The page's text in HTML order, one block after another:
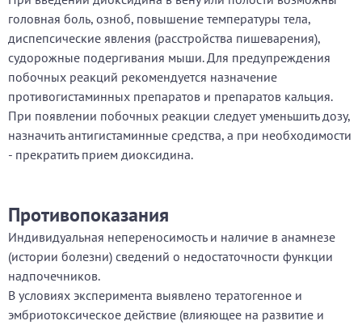
головная боль, озноб, повышение температуры тела,
диспепсические явления (расстройства пишеварения),
судорожные подергивания мыши. Для предупреждения
побочных реакций рекомендуется назначение
противогистаминных препаратов и препаратов кальция.
При появлении побочных реакции следует уменьшить дозу,
назначить антигистаминные средства, а при необходимости
- прекратить прием диоксидина.
Противопоказания
Индивидуальная непереносимость и наличие в анамнезе
(истории болезни) сведений о недостаточности функции
надпочечников.
В условиях эксперимента выявлено тератогенное и
эмбриотоксическое действие (влияющее на развитие и